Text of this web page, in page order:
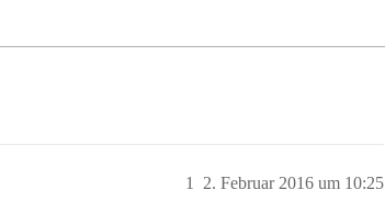
2. Februar 2016 um 10:25
1